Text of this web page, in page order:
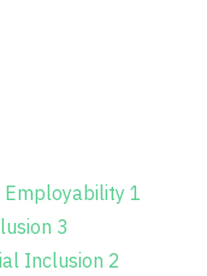
Employability 1
3
Inclusion 2